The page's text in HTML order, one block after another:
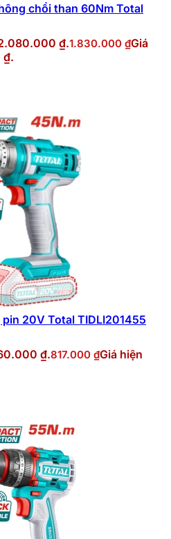
chổi than 60Nm Total
₫.1.830.000 ₫Giá
₫.
20V Total TIDLI201455
₫.817.000 ₫Giá hiện